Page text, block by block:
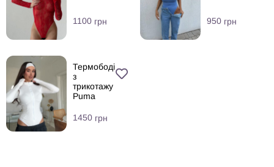
1100 грн 950 грн
Термободі
з
трикотажу
Puma
1450 грн